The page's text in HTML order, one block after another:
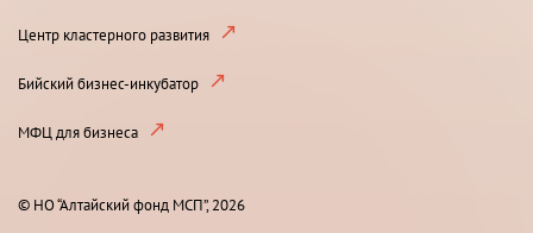
Центр кластерного развития
Бийский бизнес-инкубатор
МФЦ для бизнеса
© НО “Алтайский фонд МСП”, 2026